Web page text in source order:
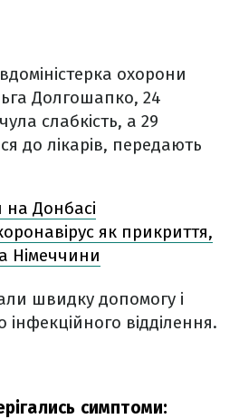
охорони
Долгошапко, 24
слабкість, а 29
до лікарів, передають
Донбасі
як прикриття,
Німеччини
швидку допомогу і
інфекційного відділення.
симптоми: